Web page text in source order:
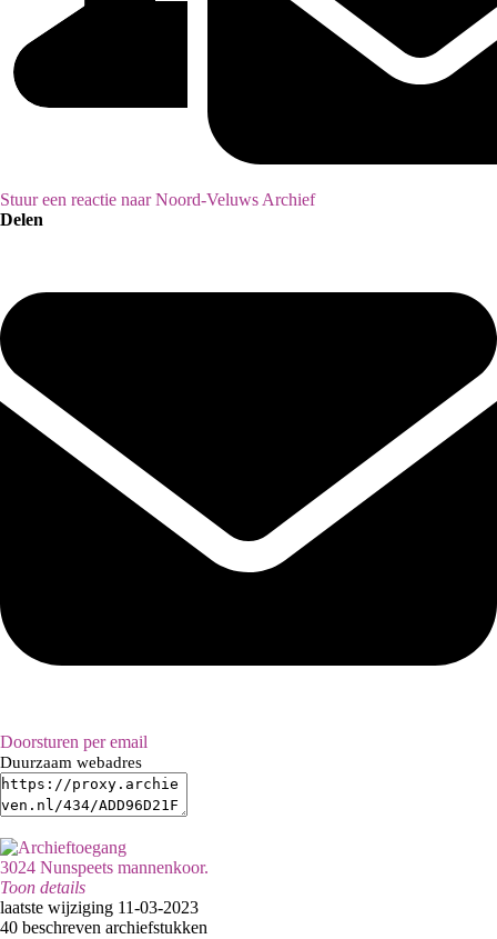
Stuur een reactie naar Noord-Veluws Archief
Delen
Doorsturen per email
Duurzaam webadres
3024 Nunspeets mannenkoor.
Toon details
Inventaristitel:
Nunspeets mannenkoor
laatste wijziging 11-03-2023
40 beschreven archiefstukken